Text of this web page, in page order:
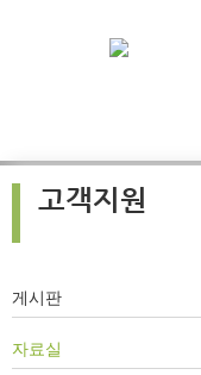
고객지원
게시판
자료실